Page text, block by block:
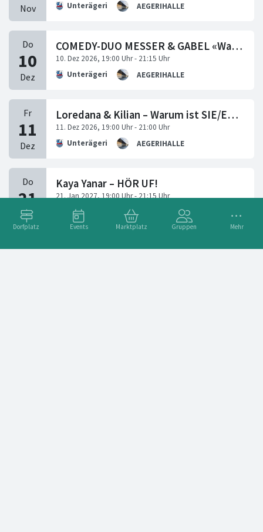
Dorfplatz Events Marktplatz Gruppen Mehr
Unterägeri AEGERIHALLE
COMEDY-DUO MESSER & GABEL «WandStand»
Unterägeri AEGERIHALLE
Loredana & Kilian – Warum ist SIE/ER so?
Unterägeri AEGERIHALLE
Kaya Yanar – HÖR UF!
Unterägeri AEGERIHALLE
ABBA Gold – The Concert Show 2027